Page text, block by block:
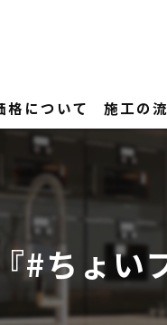
格について 施工の
#ちょい